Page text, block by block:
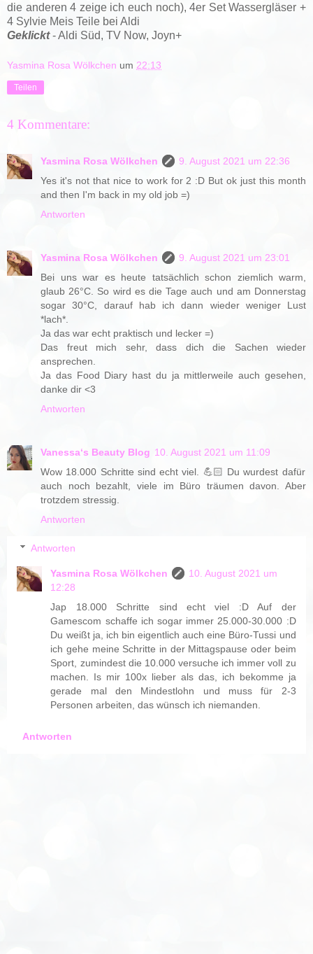
die anderen 4 zeige ich euch noch), 4er Set Wassergläser +
4 Sylvie Meis Teile bei Aldi
Geklickt- Aldi Süd, TV Now, Joyn+
Yasmina Rosa Wölkchen um 22:13
Teilen
4 Kommentare:
Yasmina Rosa Wölkchen
9. August 2021 um 22:36
Yes it's not that nice to work for 2 :D But ok just this month
and then I'm back in my old job =)
Antworten
Yasmina Rosa Wölkchen
9. August 2021 um 23:01
Bei uns war es heute tatsächlich schon ziemlich warm,
glaub 26°C. So wird es die Tage auch und am Donnerstag
sogar 30°C, darauf hab ich dann wieder weniger Lust
*lach*.
Ja das war echt praktisch und lecker =)
Das freut mich sehr, dass dich die Sachen wieder
ansprechen.
Ja das Food Diary hast du ja mittlerweile auch gesehen,
danke dir <3
Antworten
Vanessa‘s Beauty Blog 10. August 2021 um 11:09
Wow 18.000 Schritte sind echt viel. 💪🏻 Du wurdest dafür
auch noch bezahlt, viele im Büro träumen davon. Aber
trotzdem stressig.
Antworten
Antworten
Yasmina Rosa Wölkchen
10. August 2021 um
12:28
Jap 18.000 Schritte sind echt viel :D Auf der
Gamescom schaffe ich sogar immer 25.000-30.000 :D
Du weißt ja, ich bin eigentlich auch eine Büro-Tussi und
ich gehe meine Schritte in der Mittagspause oder beim
Sport, zumindest die 10.000 versuche ich immer voll zu
machen. Is mir 100x lieber als das, ich bekomme ja
gerade mal den Mindestlohn und muss für 2-3
Personen arbeiten, das wünsch ich niemanden.
Antworten